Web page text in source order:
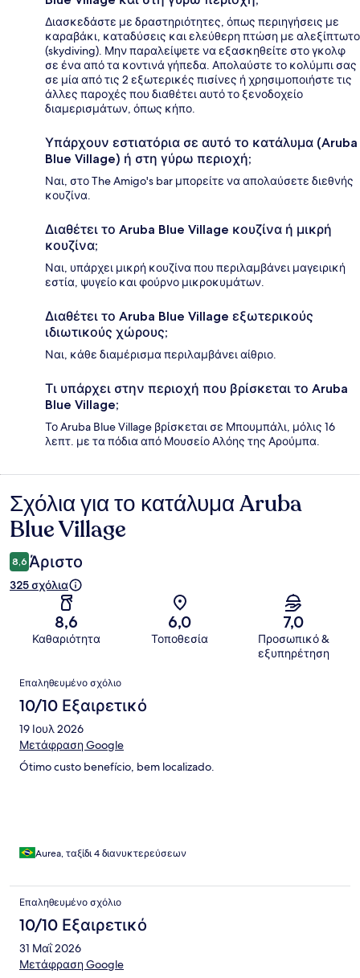
Διασκεδάστε με δραστηριότητες, όπως περιηγήσεις με
καραβάκι, καταδύσεις και ελεύθερη πτώση με αλεξίπτωτο
(skydiving). Μην παραλείψετε να εξασκηθείτε στο γκολφ
σε ένα από τα κοντινά γήπεδα. Απολαύστε το κολύμπι σας
σε μία από τις 2 εξωτερικές πισίνες ή χρησιμοποιήστε τις
άλλες παροχές που διαθέτει αυτό το ξενοδοχείο
διαμερισμάτων, όπως κήπο.
Υπάρχουν εστιατόρια σε αυτό το κατάλυμα (Aruba
Blue Village) ή στη γύρω περιοχή;
Ναι, στο The Amigo's bar μπορείτε να απολαύσετε διεθνής
κουζίνα.
Διαθέτει το Aruba Blue Village κουζίνα ή μικρή
κουζίνα;
Ναι, υπάρχει μικρή κουζίνα που περιλαμβάνει μαγειρική
εστία, ψυγείο και φούρνο μικροκυμάτων.
Διαθέτει το Aruba Blue Village εξωτερικούς
ιδιωτικούς χώρους;
Ναι, κάθε διαμέρισμα περιλαμβάνει αίθριο.
Τι υπάρχει στην περιοχή που βρίσκεται το Aruba
Blue Village;
Το Aruba Blue Village βρίσκεται σε Μπουμπάλι, μόλις 16
λεπτ. με τα πόδια από Μουσείο Αλόης της Αρούμπα.
Σχόλια
Σχόλια για το κατάλυμα Aruba
Blue Village
8,6 Άριστο
325 σχόλια
8,6
Καθαριότητα
6,0
Τοποθεσία
7,0
Προσωπικό &
εξυπηρέτηση
Σχόλια
Επαληθευμένο σχόλιο
10/10 Εξαιρετικό
19 Ιουλ 2026
Μετάφραση Google
Ótimo custo benefício, bem localizado.
Aurea, ταξίδι 4 διανυκτερεύσεων
Επαληθευμένο σχόλιο
10/10 Εξαιρετικό
31 Μαΐ 2026
Μετάφραση Google